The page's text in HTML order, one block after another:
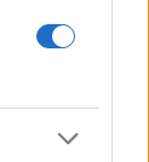
TV